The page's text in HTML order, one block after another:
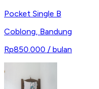
Pocket Single B
Coblong, Bandung
Rp850.000 / bulan